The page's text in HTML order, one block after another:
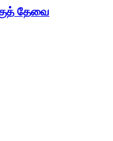
தேவை